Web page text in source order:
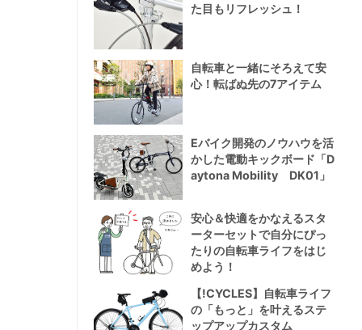
た目もリフレッシュ！
自転車と一緒にそろえて安
心！転ばぬ先の7アイテム
Eバイク開発のノウハウを活
かした電動キックボード「D
aytona Mobility DK01」
安心＆快適をかなえるスタ
ーターセットで自分にぴっ
たりの自転車ライフをはじ
めよう！
【!CYCLES】自転車ライフ
の「もっと」を叶えるステ
ップアップカスタム